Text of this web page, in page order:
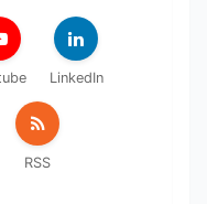
LinkedIn
RSS